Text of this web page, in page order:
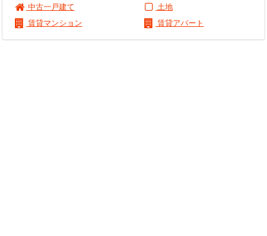
中古一戸建て
土地
賃貸マンション
賃貸アパート